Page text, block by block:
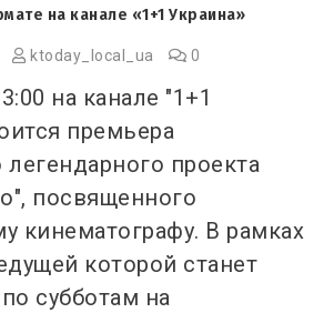
на канале «1+1 Украина»
ktoday_local_ua 0
на канале "1+1
премьера
проекта
посвященного
кинематографу. В рамках
которой станет
субботам на